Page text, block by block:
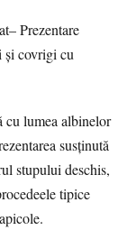
Prezentare
şi covrigi cu
cu lumea albinelor
susţinută
stupului deschis,
tipice